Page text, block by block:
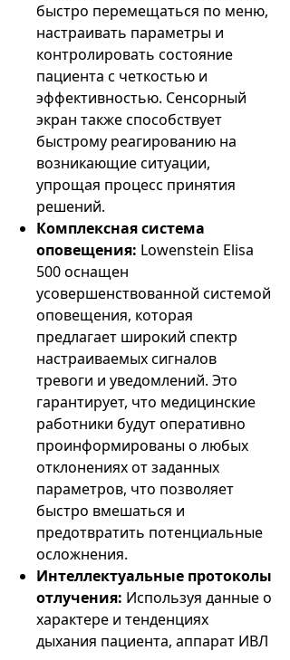
быстро перемещаться по меню,
настраивать параметры и
контролировать состояние
пациента с четкостью и
эффективностью. Сенсорный
экран также способствует
быстрому реагированию на
возникающие ситуации,
упрощая процесс принятия
решений.
Комплексная система
оповещения: Lowenstein Elisa
500 оснащен
усовершенствованной системой
оповещения, которая
предлагает широкий спектр
настраиваемых сигналов
тревоги и уведомлений. Это
гарантирует, что медицинские
работники будут оперативно
проинформированы о любых
отклонениях от заданных
параметров, что позволяет
быстро вмешаться и
предотвратить потенциальные
осложнения.
Интеллектуальные протоколы
отлучения: Используя данные о
характере и тенденциях
дыхания пациента, аппарат ИВЛ